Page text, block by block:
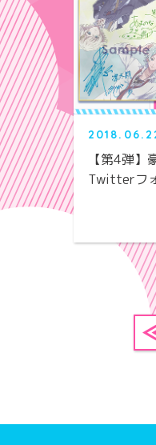
【第4弾
Twitterフ